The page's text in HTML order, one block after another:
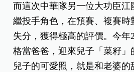
而這次中華隊另一位大功臣江
繼投手角色，在預賽、複賽時
失分，獲得極高的評價。今年
格當爸爸，迎來兒子「菜籽」
兒子的可愛照，就是和老婆